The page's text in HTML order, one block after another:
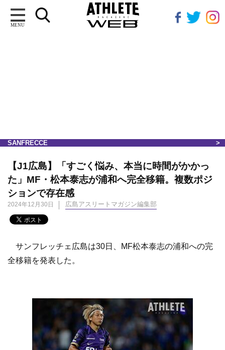
MENU
SANFRECCE
【J1広島】「すごく悩み、本当に時間がかかっ
た」MF・松本泰志が浦和へ完全移籍。複数ポジ
ションで存在感
2024年12月30日 広島アスリートマガジン編集部
サンフレッチェ広島は30日、MF松本泰志の浦和への完
全移籍を発表した。